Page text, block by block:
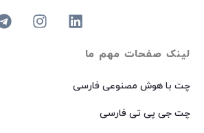
لینک صفحات مهم ما
چت با هوش مصنوعی فارسی
چت جی پی تی فارسی